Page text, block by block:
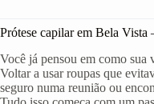
Prótese capilar em Bela Vista
Você já pensou em como
Voltar a usar roupas que
seguro numa reunião ou